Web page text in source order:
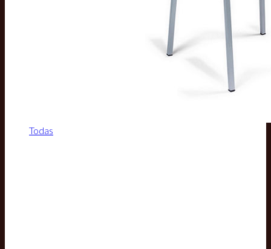
Todas